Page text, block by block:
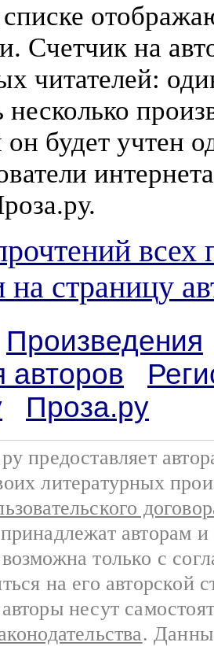
Счетчик на
читателей:
несколько
он будет учтен
всех
на страницу
Произведения
авторов
Проза.ру
предоставляет
литературных
авторам
только с
на его авторской
несут
.